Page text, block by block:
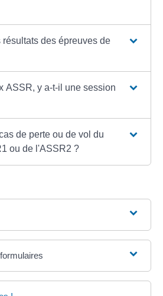
des épreuves de
ASSR, y a-t-il une session
de perte ou de vol du
ou de l'ASSR2 ?